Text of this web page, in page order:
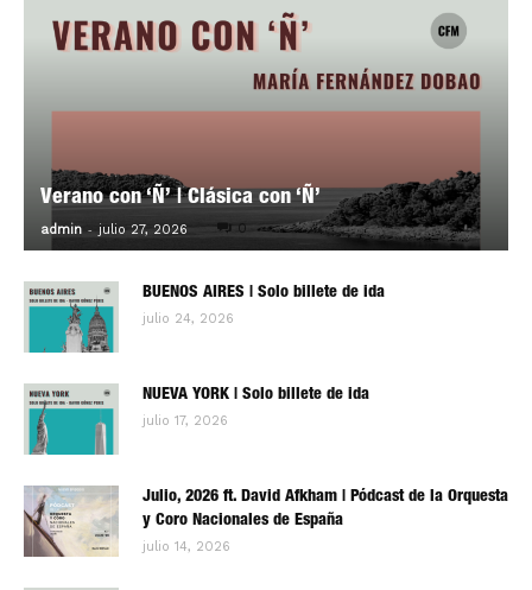
Verano con ‘Ñ’ | Clásica con ‘Ñ’
admin - julio 27, 2026 0
BUENOS AIRES | Solo billete de ida
julio 24, 2026
NUEVA YORK | Solo billete de ida
julio 17, 2026
Julio, 2026 ft. David Afkham | Pódcast de la Orquesta
y Coro Nacionales de España
julio 14, 2026